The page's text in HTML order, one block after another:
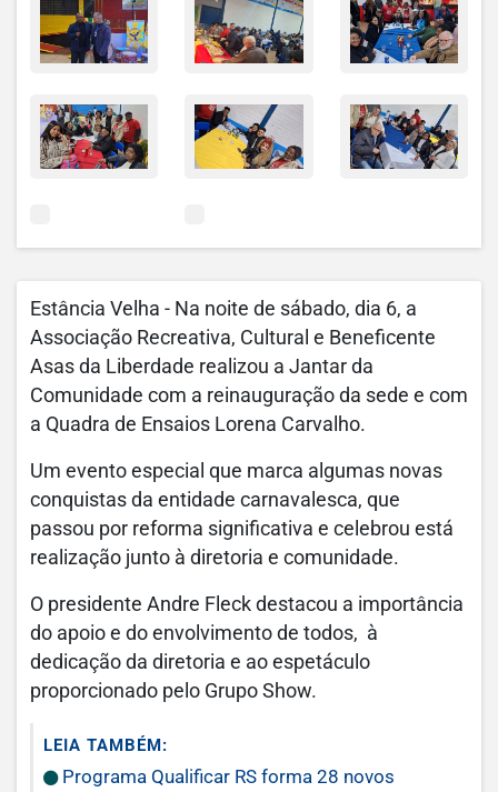
Estância Velha - Na noite de sábado, dia 6, a
Associação Recreativa, Cultural e Beneficente
Asas da Liberdade realizou a Jantar da
Comunidade com a reinauguração da sede e com
a Quadra de Ensaios Lorena Carvalho.
Um evento especial que marca algumas novas
conquistas da entidade carnavalesca, que
passou por reforma significativa e celebrou está
realização junto à diretoria e comunidade.
O presidente Andre Fleck destacou a importância
do apoio e do envolvimento de todos, à
dedicação da diretoria e ao espetáculo
proporcionado pelo Grupo Show.
LEIA TAMBÉM:
Programa Qualificar RS forma 28 novos